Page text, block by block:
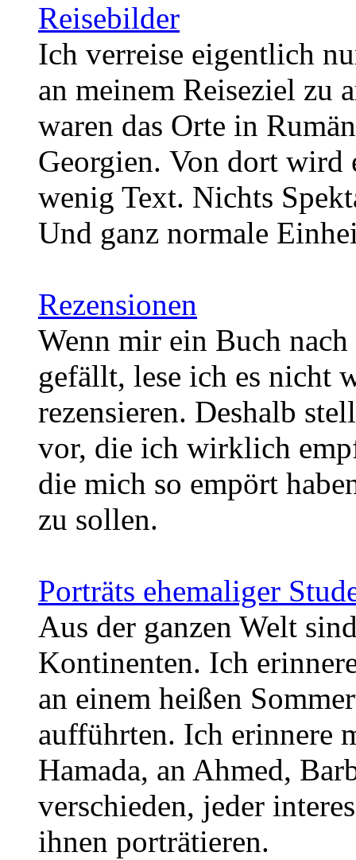
Reisebilder
Ich verreise eigentlich
an meinem Reiseziel zu
waren das Orte in
Georgien. Von dort wird
wenig Text. Nichts
Und ganz normale
Rezensionen
Wenn mir ein Buch
gefällt, lese ich es nicht
rezensieren. Deshalb
vor, die ich wirklich
die mich so empört
zu sollen.
Porträts ehemaliger
Aus der ganzen Welt
Kontinenten. Ich
an einem heißen
aufführten. Ich erinnere
Hamada, an Ahmed,
verschieden, jeder
ihnen porträtieren.